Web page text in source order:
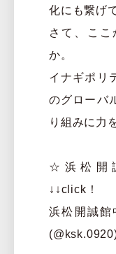
化にも繋げ
さて、こ
か。
イナギポリ
のグローバ
り組みに力
☆浜松
↓↓click！
浜松開誠館